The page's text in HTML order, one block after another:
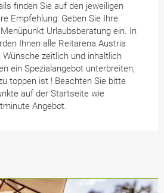
finden Sie auf den jeweiligen
Empfehlung: Geben Sie Ihre
Urlaubsberatung ein. In
Ihnen alle Reitarena Austria
Wünsche zeitlich und inhaltlich
ein Spezialangebot unterbreiten,
toppen ist ! Beachten Sie bitte
auf der Startseite wie
Angebot.